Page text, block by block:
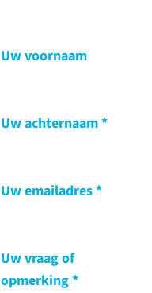
Uw voornaam
Uw achternaam
Uw emailadres
Uw vraag of
opmerking